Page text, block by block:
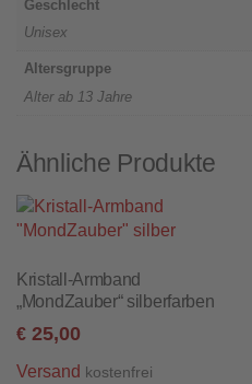
Geschlecht
Unisex
Altersgruppe
Alter ab 13 Jahre
Ähnliche Produkte
Kristall-Armband
„MondZauber“ silberfarben
€ 25,00
Versand kostenfrei